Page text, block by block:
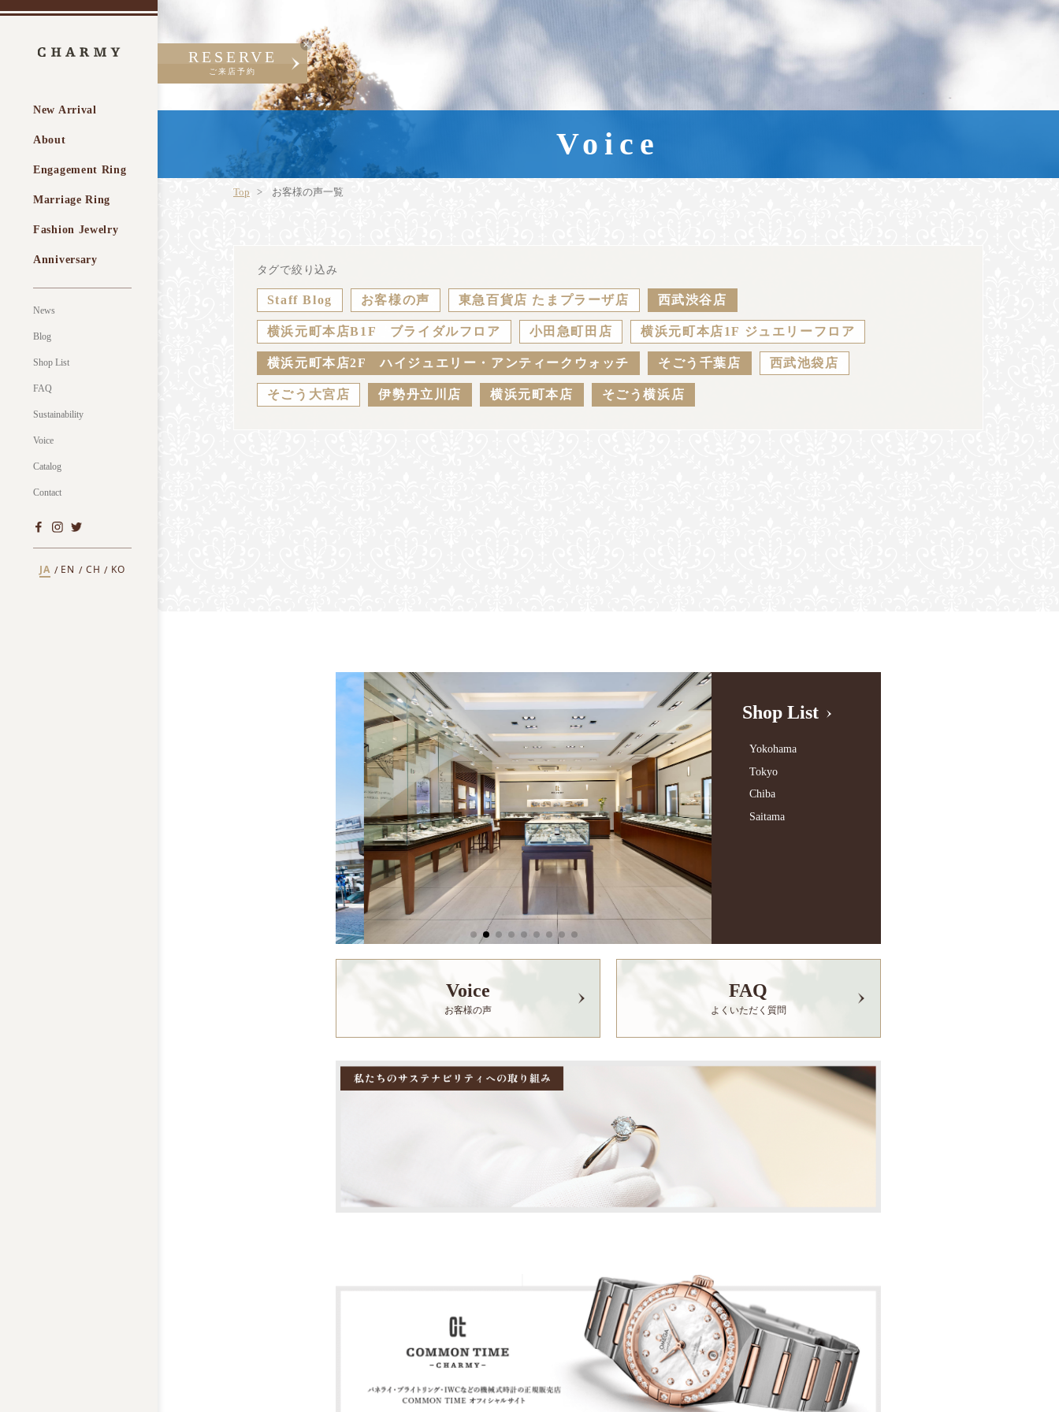
New Arrival
About
Engagement Ring
Marriage Ring
Fashion Jewelry
Anniversary
News
Blog
Shop List
FAQ
Sustainability
Voice
Catalog
Contact
JA EN CH KO
RESERVE
ご来店予約
Voice
Top お客様の声一覧
タグで絞り込み
Staff Blog お客様の声 東急百貨店 たまプラーザ店 西武渋谷店
横浜元町本店B1F ブライダルフロア 小田急町田店 横浜元町本店1F ジュエリーフロア
横浜元町本店2F ハイジュエリー・アンティークウォッチ そごう千葉店 西武池袋店
そごう大宮店 伊勢丹立川店 横浜元町本店 そごう横浜店
Shop List
Yokohama
Tokyo
Chiba
Saitama
Voice
お客様の声
FAQ
よくいただく質問